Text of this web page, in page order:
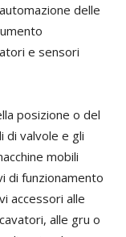
delle
e sensori
posizione o del
di valvole e gli
mobili
di funzionamento
accessori alle
alle gru o